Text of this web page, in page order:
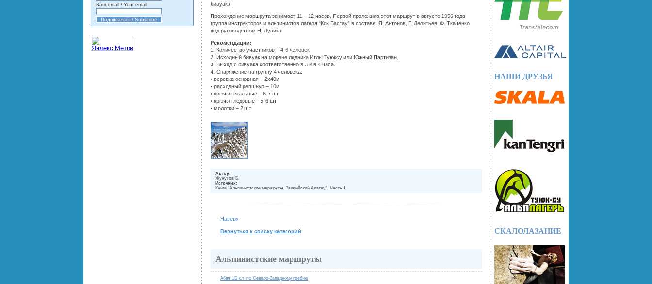
Ваш email / Your email
бивуака.
Прохождение маршрута занимает 11 – 12 часов. Первой проложила этот маршрут в августе 1956 года
группа инструкторов и альпинистов лагеря “Кок Бастау” в составе: Я. Антонов, Г. Леонтьев, Ф. Ткаченко
под руководством Н. Луцика.
Рекомендации:
1. Количество участников – 4-6 человек.
2. Исходный бивуак на морене ледника Иглы Туюкcу или Южный Партизан.
3. Выход с бивуака соответственно в 3 и в 4 часа.
4. Снаряжение на группу 4 человека:
• веревка основная – 2х40м
• расходный репшнур – 10м
• крючья скальные – 6-7 шт
• крючья ледовые – 5-6 шт
• молотки – 2 шт
Автор:
Жунусов Б.
Источник:
Книга "Альпинистские маршруты. Заилийский Алатау". Часть 1
Наверх
Вернуться к списку категорий
Альпинистские маршруты
Абая 1Б к.т. по Северо-Западному гребню
НАШИ ДРУЗЬЯ
СКАЛОЛАЗАНИЕ